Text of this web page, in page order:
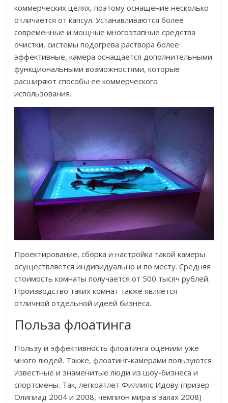
коммерческих целях, поэтому оснащение несколько
отличается от капсул. Устанавливаются более
современные и мощные многоэтапные средства
очистки, системы подогрева раствора более
эффективные, камера оснащается дополнительными
функциональными возможностями, которые
расширяют способы ее коммерческого
использования.
Проектирование, сборка и настройка такой камеры
осуществляется индивидуально и по месту. Средняя
стоимость комнаты получается от 500 тысяч рублей.
Производство таких комнат также является
отличной отдельной идеей бизнеса.
Польза флоатинга
Пользу и эффективность флоатинга оценили уже
много людей. Также, флоатинг-камерами пользуются
известные и знаменитые люди из шоу-бизнеса и
спортсмены. Так, легкоатлет Филлипс Идову (призер
Олипиад 2004 и 2008, чемпион мира в залах 2008)